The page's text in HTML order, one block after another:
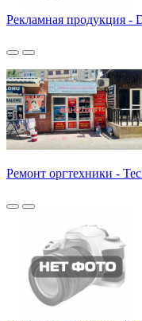
Рекламная продукция -
Ремонт оргтехники -